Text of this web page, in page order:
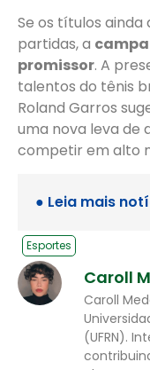
Se os títulos
partidas, a
promissor. A
talentos do tênis
Roland Garros
uma nova leva
competir em alto
● Leia mais
Esportes
Caroll
Caroll
(UFRN).